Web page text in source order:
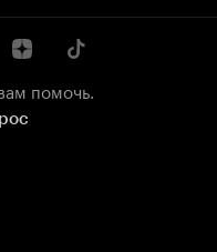
помочь.